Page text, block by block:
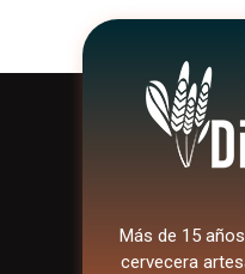
Más de 15
cervecera